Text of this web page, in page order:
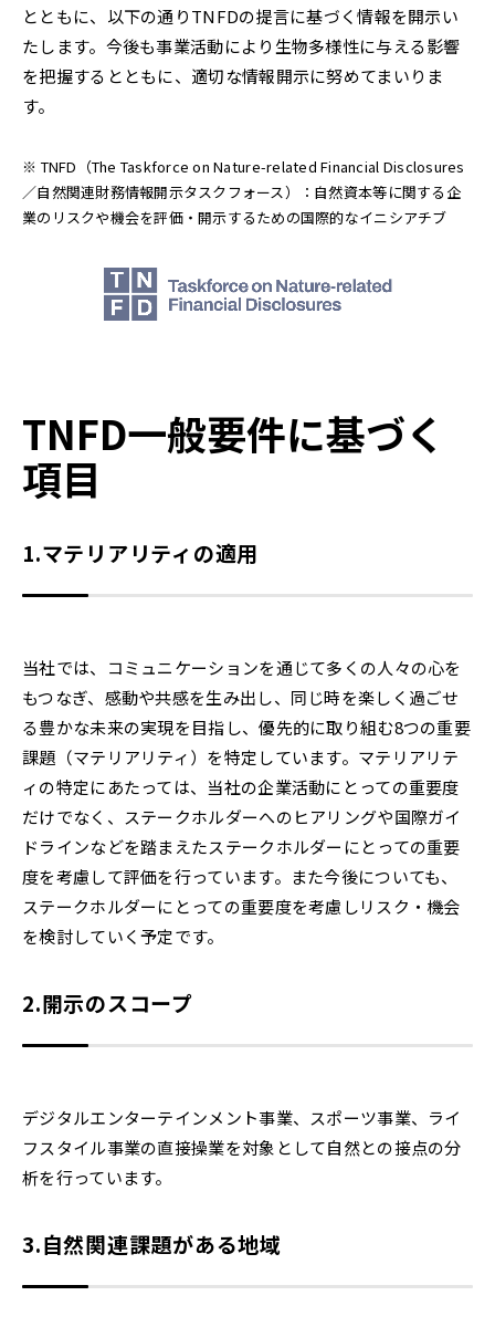
とともに、以下の通りTNFDの提言に基づく情報を開示い
たします。今後も事業活動により生物多様性に与える影響
を把握するとともに、適切な情報開示に努めてまいりま
す。
※ TNFD（The Taskforce on Nature-related Financial Disclosures
／自然関連財務情報開示タスクフォース）：自然資本等に関する企
業のリスクや機会を評価・開示するための国際的なイニシアチブ
TNFD一般要件に基づく
項目
1.マテリアリティの適用
当社では、コミュニケーションを通じて多くの人々の心を
もつなぎ、感動や共感を生み出し、同じ時を楽しく過ごせ
る豊かな未来の実現を目指し、優先的に取り組む8つの重要
課題（マテリアリティ）を特定しています。マテリアリテ
ィの特定にあたっては、当社の企業活動にとっての重要度
だけでなく、ステークホルダーへのヒアリングや国際ガイ
ドラインなどを踏まえたステークホルダーにとっての重要
度を考慮して評価を行っています。また今後についても、
ステークホルダーにとっての重要度を考慮しリスク・機会
を検討していく予定です。
2.開示のスコープ
デジタルエンターテインメント事業、スポーツ事業、ライ
フスタイル事業の直接操業を対象として自然との接点の分
析を行っています。
3.自然関連課題がある地域